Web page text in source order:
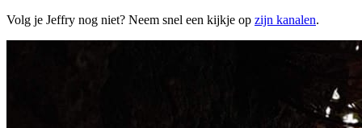
Volg je Jeffry nog niet? Neem snel een kijkje op zijn kanalen.